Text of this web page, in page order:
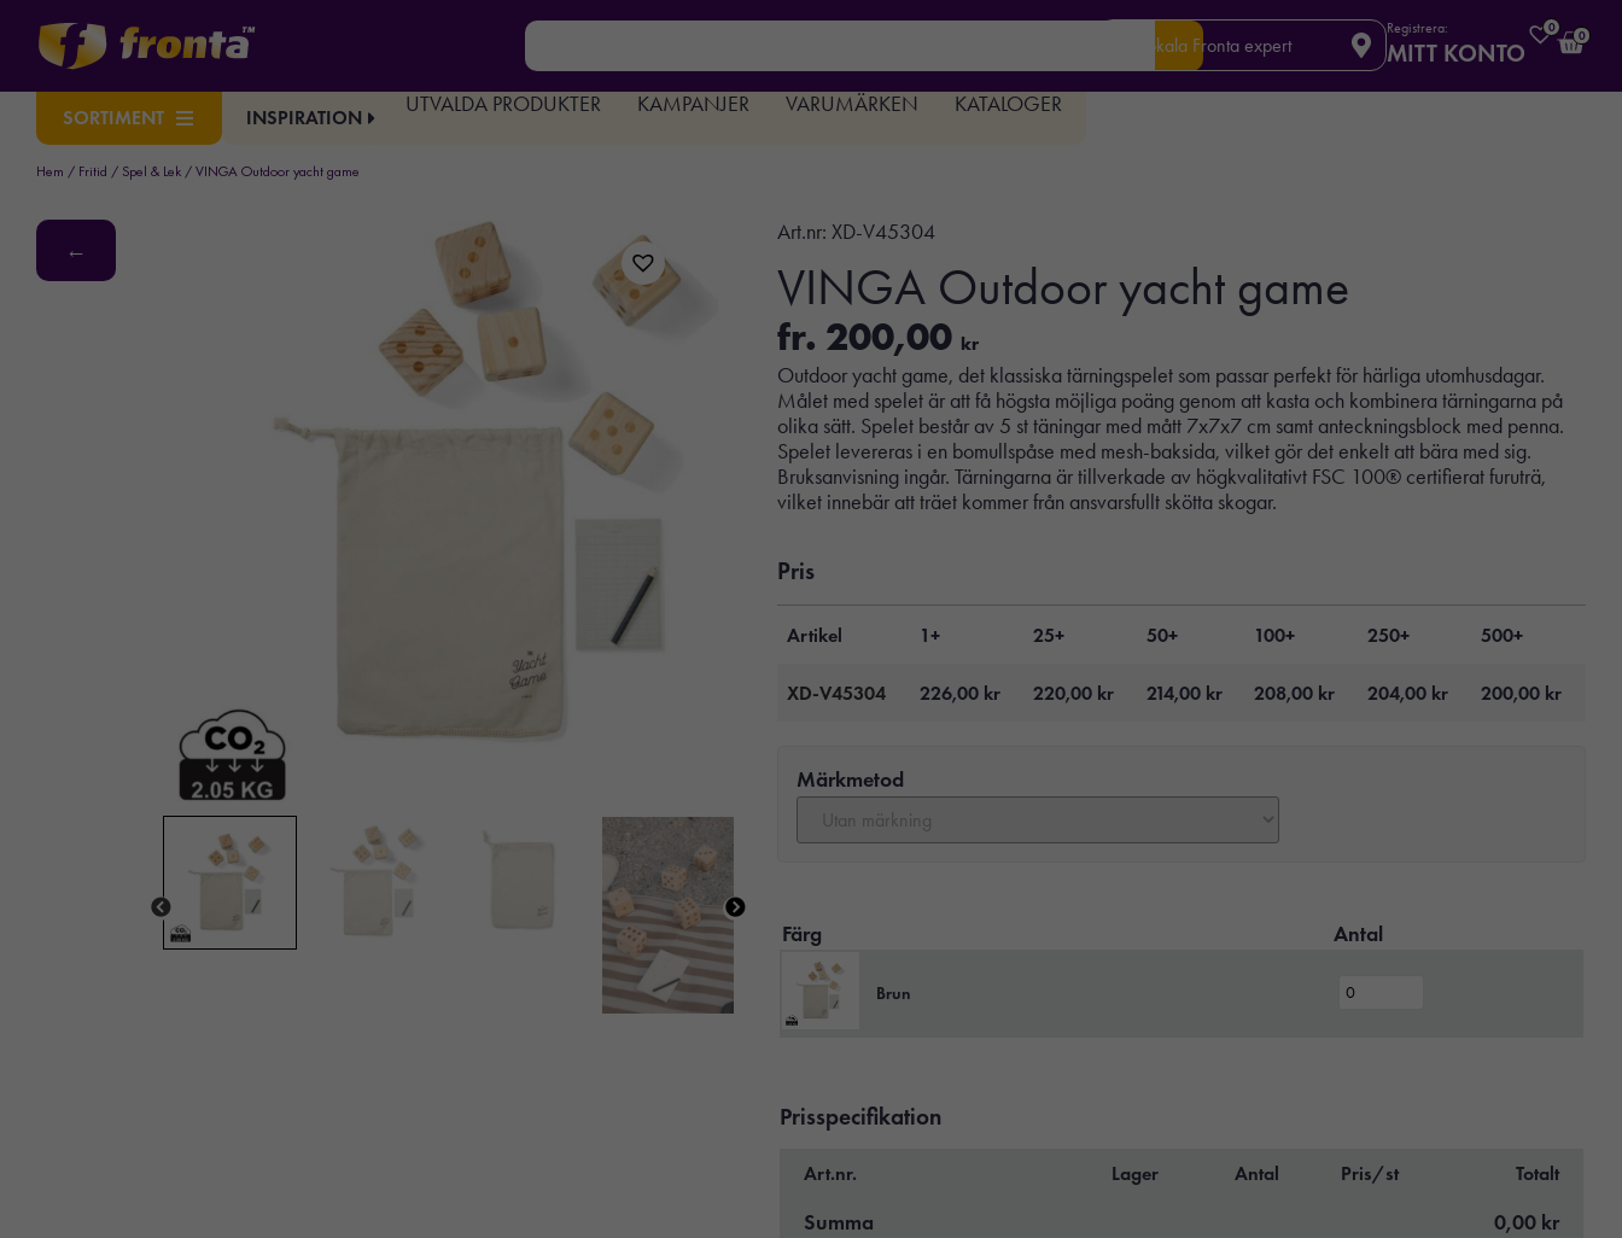
Din lokala Fronta expert
Registrera:
MITT KONTO
0
0
SORTIMENT INSPIRATION
UTVALDA PRODUKTER KAMPANJER VARUMÄRKEN KATALOGER
Hem / Fritid / Spel & Lek / VINGA Outdoor yacht game
←
Art.nr: XD-V45304
VINGA Outdoor yacht game
fr. 200,00 kr
Outdoor yacht game, det klassiska tärningspelet som passar perfekt för härliga utomhusdagar.
Målet med spelet är att få högsta möjliga poäng genom att kasta och kombinera tärningarna på
olika sätt. Spelet består av 5 st täningar med mått 7x7x7 cm samt anteckningsblock med penna.
Spelet levereras i en bomullspåse med mesh-baksida, vilket gör det enkelt att bära med sig.
Bruksanvisning ingår. Tärningarna är tillverkade av högkvalitativt FSC 100® certifierat furuträ,
vilket innebär att träet kommer från ansvarsfullt skötta skogar.
Pris
Artikel 1+ 25+ 50+ 100+ 250+ 500+
XD-V45304 226,00 kr 220,00 kr 214,00 kr 208,00 kr 204,00 kr 200,00 kr
Märkmetod
Färg Antal
Brun
Prisspecifikation
Art.nr. Lager Antal Pris/st Totalt
Summa 0,00 kr